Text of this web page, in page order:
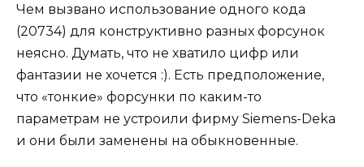
Чем вызвано использование одного кода
(20734) для конструктивно разных форсунок
неясно. Думать, что не хватило цифр или
фантазии не хочется :). Есть предположение,
что «тонкие» форсунки по каким-то
параметрам не устроили фирму Siemens-Deka
и они были заменены на обыкновенные.